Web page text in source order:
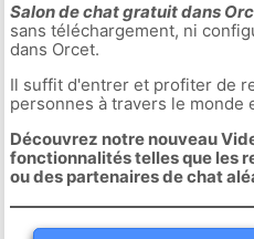
Salon de chat gratuit dans
sans téléchargement, ni
dans Orcet.
Il suffit d'entrer et profiter de
personnes à travers le monde
Découvrez notre nouveau
fonctionnalités telles que les
ou des partenaires de chat